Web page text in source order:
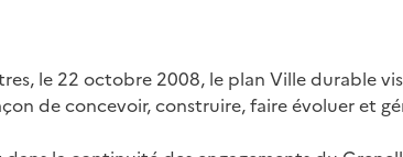
le 22 octobre 2008, le plan Ville durable
de concevoir, construire, faire évoluer et